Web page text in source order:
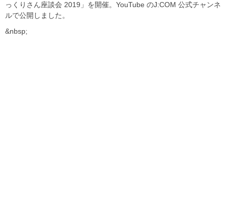
っくりさん座談会 2019」を開催。YouTube のJ:COM 公式チャンネ
ルで公開しました。
&nbsp;